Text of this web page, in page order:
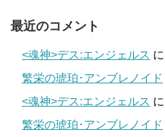
最近のコメント
<魂神>デス:エンジェルス に
繁栄の琥珀･アンブレノイド
<魂神>デス:エンジェルス に
繁栄の琥珀･アンブレノイド